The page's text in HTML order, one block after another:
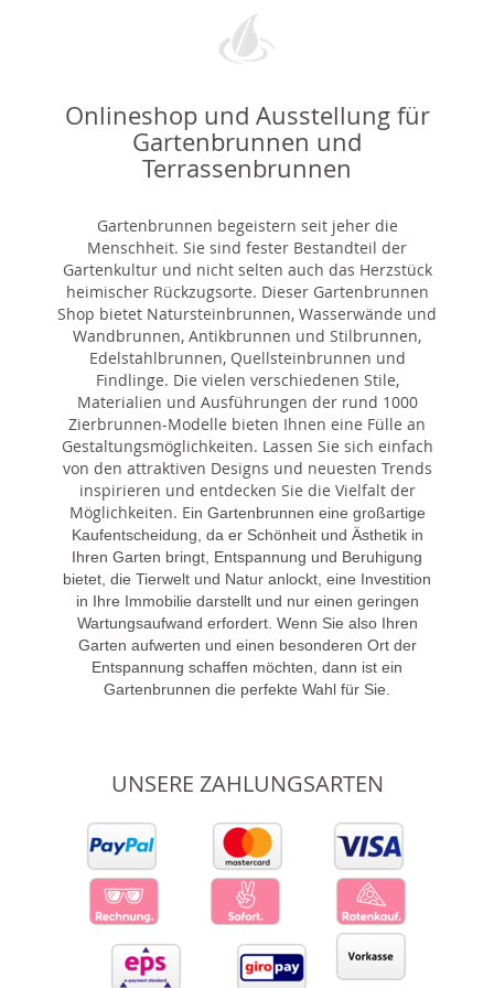
Onlineshop und Ausstellung für
Gartenbrunnen und
Terrassenbrunnen
Gartenbrunnen begeistern seit jeher die
Menschheit. Sie sind fester Bestandteil der
Gartenkultur und nicht selten auch das Herzstück
heimischer Rückzugsorte. Dieser Gartenbrunnen
Shop bietet Natursteinbrunnen, Wasserwände und
Wandbrunnen, Antikbrunnen und Stilbrunnen,
Edelstahlbrunnen, Quellsteinbrunnen und
Findlinge. Die vielen verschiedenen Stile,
Materialien und Ausführungen der rund 1000
Zierbrunnen-Modelle bieten Ihnen eine Fülle an
Gestaltungsmöglichkeiten. Lassen Sie sich einfach
von den attraktiven Designs und neuesten Trends
inspirieren und entdecken Sie die Vielfalt der
Möglichkeiten. Ein Gartenbrunnen eine großartige
Kaufentscheidung, da er Schönheit und Ästhetik in
Ihren Garten bringt, Entspannung und Beruhigung
bietet, die Tierwelt und Natur anlockt, eine Investition
in Ihre Immobilie darstellt und nur einen geringen
Wartungsaufwand erfordert. Wenn Sie also Ihren
Garten aufwerten und einen besonderen Ort der
Entspannung schaffen möchten, dann ist ein
Gartenbrunnen die perfekte Wahl für Sie.
UNSERE ZAHLUNGSARTEN